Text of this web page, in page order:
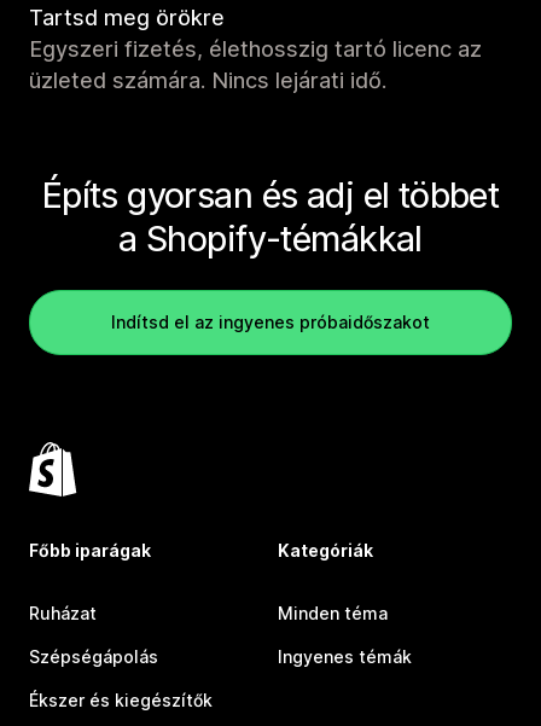
Tartsd meg örökre
Egyszeri fizetés, élethosszig tartó licenc az
üzleted számára. Nincs lejárati idő.
Építs gyorsan és adj el többet
a Shopify-témákkal
Indítsd el az ingyenes próbaidőszakot
Főbb iparágak
Ruházat
Szépségápolás
Ékszer és kiegészítők
Kategóriák
Minden téma
Ingyenes témák